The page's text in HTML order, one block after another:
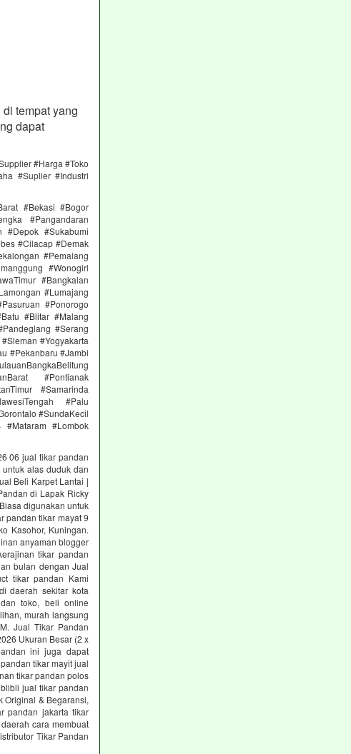
tempat yang
dapat
#Harga #Toko
#Suplier #Industri
#Bekasi #Bogor
#Pangandaran
#Depok #Sukabumi
#Cilacap #Demak
#Pemalang
#Wonogiri
#Bangkalan
#Lumajang
#Ponorogo
#Blitar #Malang
#Serang
#Yogyakarta
#Pekanbaru #Jambi
#Pontianak
#Samarinda
#Palu
#SundaKecil
#Mataram #Lombok
06 jual tikar pandan
alas duduk dan
Beli Karpet Lantai |
di Lapak Ricky
digunakan untuk
pandan tikar mayat 9
Kasohor, Kuningan.
anyaman blogger
tikar pandan
bulan dengan Jual
tikar pandan Kami
daerah sekitar kota
toko, beli online
murah langsung
Jual Tikar Pandan
Ukuran Besar (2 x
ini juga dapat
tikar mayit jual
tikar pandan polos
jual tikar pandan
Original & Begaransi,
pandan jakarta tikar
cara membuat
Tikar Pandan